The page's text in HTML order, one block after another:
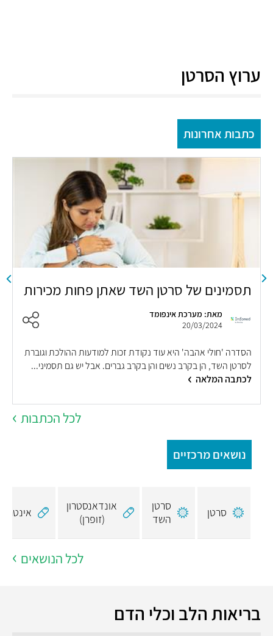
ערוץ הסרטן
כתבות אחרונות
תסמינים של סרטן השד שאתן פחות מכירות
מאת: מערכת אינפומד
20/03/2024
הסדרה 'חולי אהבה' היא עוד נקודת זכות למודעות ההולכת וגוברת
לסרטן השד, הן בקרב נשים והן בקרב גברים. אבל יש גם תסמיני...
לכתבה המלאה
לכל הכתבות
נושאים מרכזיים
סרטן
סרטן
השד
אונדאנסטרון
(זופרן)
לכל הנושאים
בריאות הלב וכלי הדם